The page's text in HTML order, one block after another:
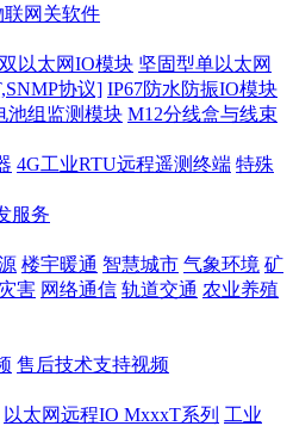
网关软件
以太网IO模块 坚固型单以太网
协议] IP67防水防振IO模块
池组监测模块 M12分线盒与线束
4G工业RTU远程遥测终端 特殊
服务
楼宇暖通 智慧城市 气象环境 矿
害 网络通信 轨道交通 农业养殖
售后技术支持视频
以太网远程IO MxxxT系列 工业